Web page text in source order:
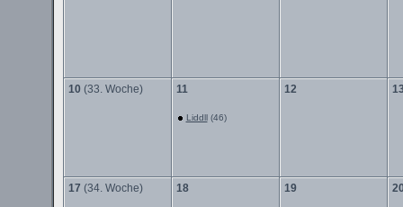
10 (33. Woche) 11
Liddll(46)
12
17 (34. Woche) 18 19